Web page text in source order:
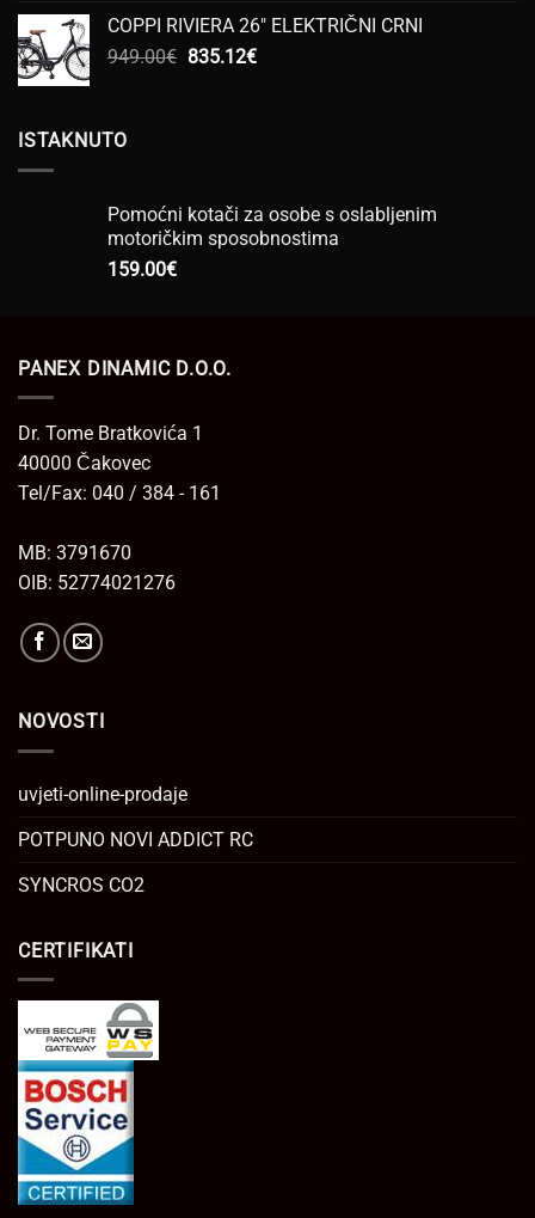
bila
je:
je:
835.12€.
COPPI RIVIERA 26" ELEKTRIČNI CRNI
949.00€ Izvorna
835.12€Trenutna
ISTAKNUTO
Pomoćni kotači za osobe s oslabljenim
motoričkim sposobnostima
159.00€
PANEX DINAMIC D.O.O.
Dr. Tome Bratkovića 1
40000 Čakovec
Tel/Fax: 040 / 384 - 161
MB: 3791670
OIB: 52774021276
NOVOSTI
uvjeti-online-prodaje
POTPUNO NOVI ADDICT RC
SYNCROS CO2
CERTIFIKATI